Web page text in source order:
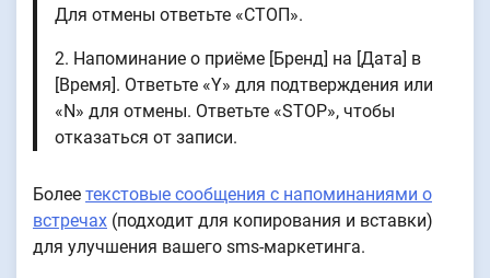
Для отмены ответьте «СТОП».
2. Напоминание о приёме [Бренд] на [Дата] в
[Время]. Ответьте «Y» для подтверждения или
«N» для отмены. Ответьте «STOP», чтобы
отказаться от записи.
Более текстовые сообщения с напоминаниями о
встречах (подходит для копирования и вставки)
для улучшения вашего sms-маркетинга.